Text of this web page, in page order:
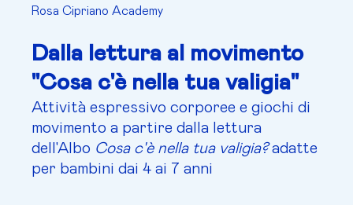
Rosa Cipriano Academy
Dalla lettura al movimento
"Cosa c'è nella tua valigia"
Attività espressivo corporee e giochi di
movimento a partire dalla lettura
dell'Albo Cosa c'è nella tua valigia?adatte
per bambini dai 4 ai 7 anni